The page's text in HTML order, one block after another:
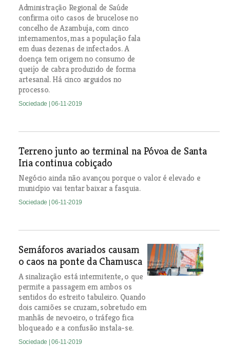
Administração Regional de Saúde
confirma oito casos de brucelose no
concelho de Azambuja, com cinco
internamentos, mas a população fala
em duas dezenas de infectados. A
doença tem origem no consumo de
queijo de cabra produzido de forma
artesanal. Há cinco arguidos no
processo.
Sociedade | 06-11-2019
Terreno junto ao terminal na Póvoa de Santa
Iria continua cobiçado
Negócio ainda não avançou porque o valor é elevado e
município vai tentar baixar a fasquia.
Sociedade | 06-11-2019
Semáforos avariados causam
o caos na ponte da Chamusca
A sinalização está intermitente, o que
permite a passagem em ambos os
sentidos do estreito tabuleiro. Quando
dois camiões se cruzam, sobretudo em
manhãs de nevoeiro, o tráfego fica
bloqueado e a confusão instala-se.
Sociedade | 06-11-2019